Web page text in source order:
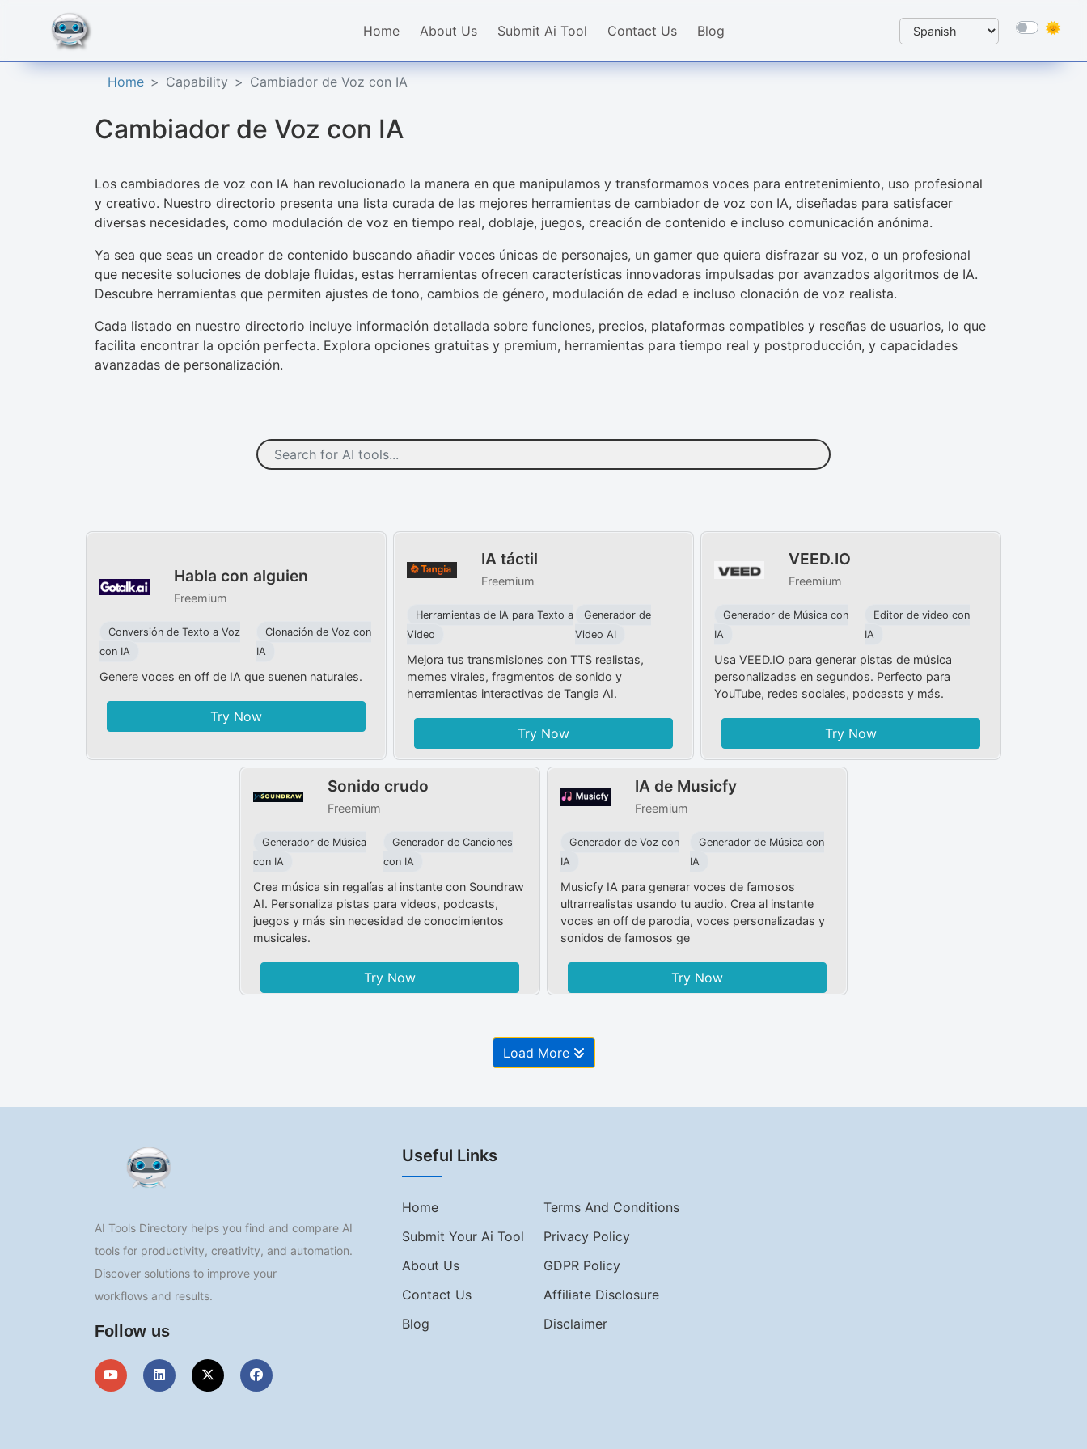
Home About Us Submit Ai Tool Contact Us Blog
Home Capability Cambiador de Voz con IA
Cambiador de Voz con IA
Los cambiadores de voz con IA han revolucionado la manera en que manipulamos y transformamos voces para entretenimiento, uso profesional
y creativo. Nuestro directorio presenta una lista curada de las mejores herramientas de cambiador de voz con IA, diseñadas para satisfacer
diversas necesidades, como modulación de voz en tiempo real, doblaje, juegos, creación de contenido e incluso comunicación anónima.
Ya sea que seas un creador de contenido buscando añadir voces únicas de personajes, un gamer que quiera disfrazar su voz, o un profesional
que necesite soluciones de doblaje fluidas, estas herramientas ofrecen características innovadoras impulsadas por avanzados algoritmos de IA.
Descubre herramientas que permiten ajustes de tono, cambios de género, modulación de edad e incluso clonación de voz realista.
Cada listado en nuestro directorio incluye información detallada sobre funciones, precios, plataformas compatibles y reseñas de usuarios, lo que
facilita encontrar la opción perfecta. Explora opciones gratuitas y premium, herramientas para tiempo real y postproducción, y capacidades
avanzadas de personalización.
Habla con alguien
Freemium
Conversión de Texto a Voz
con IA
Clonación de Voz con
IA
Genere voces en off de IA que suenen naturales.
Try Now
IA táctil
Freemium
Herramientas de IA para Texto a
Video
Generador de
Video AI
Mejora tus transmisiones con TTS realistas,
memes virales, fragmentos de sonido y
herramientas interactivas de Tangia AI.
Try Now
VEED.IO
Freemium
Generador de Música con
IA
Editor de video con
IA
Usa VEED.IO para generar pistas de música
personalizadas en segundos. Perfecto para
YouTube, redes sociales, podcasts y más.
Try Now
Sonido crudo
Freemium
Generador de Música
con IA
Generador de Canciones
con IA
Crea música sin regalías al instante con Soundraw
AI. Personaliza pistas para videos, podcasts,
juegos y más sin necesidad de conocimientos
musicales.
Try Now
IA de Musicfy
Freemium
Generador de Voz con
IA
Generador de Música con
IA
Musicfy IA para generar voces de famosos
ultrarrealistas usando tu audio. Crea al instante
voces en off de parodia, voces personalizadas y
sonidos de famosos ge
Try Now
Load More
AI Tools Directory helps you find and compare AI
tools for productivity, creativity, and automation.
Discover solutions to improve your
workflows and results.
Follow us
Useful Links
Home
Terms And Conditions
Submit Your Ai Tool
Privacy Policy
About Us
GDPR Policy
Contact Us
Affiliate Disclosure
Blog
Disclaimer